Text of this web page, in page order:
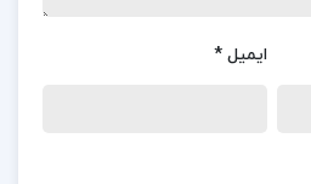
مختلط
ایمیل *